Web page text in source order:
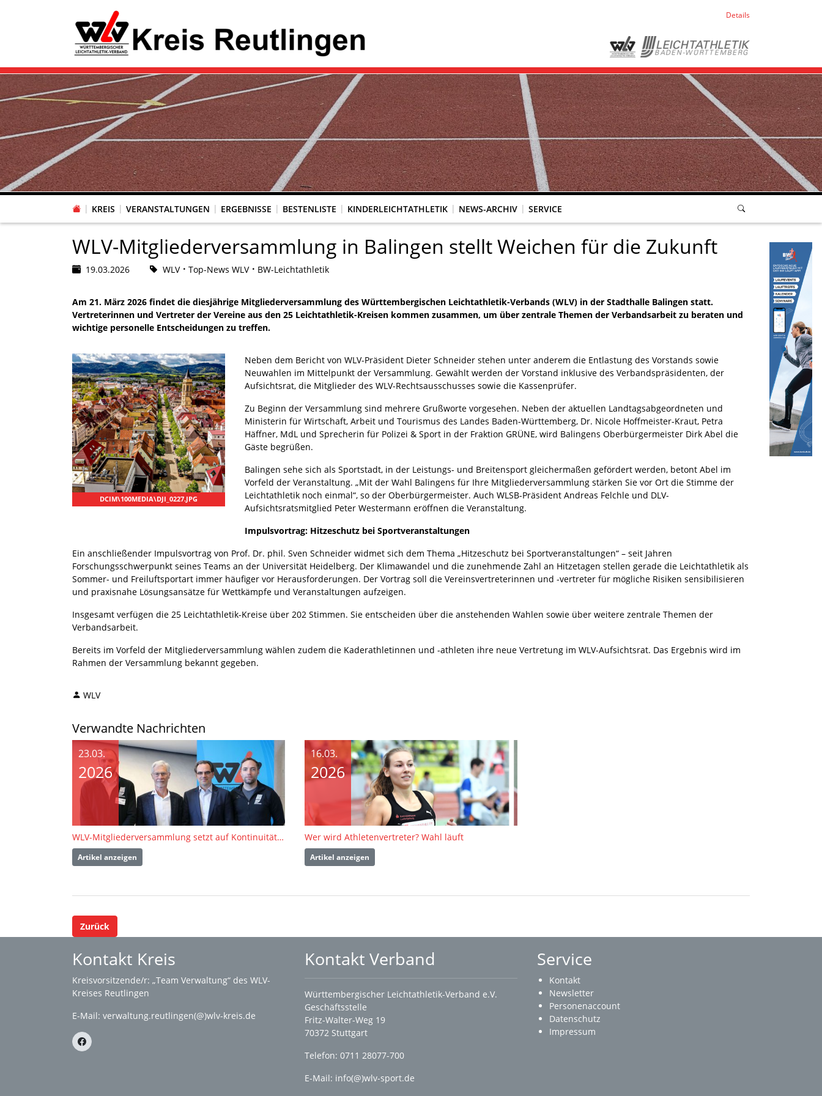
Details
KREIS VERANSTALTUNGEN ERGEBNISSE BESTENLISTE KINDERLEICHTATHLETIK NEWS-ARCHIV SERVICE
WLV-Mitgliederversammlung in Balingen stellt Weichen für die Zukunft
19.03.2026 WLV Top-News WLV BW-Leichtathletik
Am 21. März 2026 findet die diesjährige Mitgliederversammlung des Württembergischen Leichtathletik-Verbands (WLV) in der Stadthalle Balingen statt.
Vertreterinnen und Vertreter der Vereine aus den 25 Leichtathletik-Kreisen kommen zusammen, um über zentrale Themen der Verbandsarbeit zu beraten und
wichtige personelle Entscheidungen zu treffen.
DCIM\100MEDIA\DJI_0227.JPG
Neben dem Bericht von WLV-Präsident Dieter Schneider stehen unter anderem die Entlastung des Vorstands sowie
Neuwahlen im Mittelpunkt der Versammlung. Gewählt werden der Vorstand inklusive des Verbandspräsidenten, der
Aufsichtsrat, die Mitglieder des WLV-Rechtsausschusses sowie die Kassenprüfer.
Zu Beginn der Versammlung sind mehrere Grußworte vorgesehen. Neben der aktuellen Landtagsabgeordneten und
Ministerin für Wirtschaft, Arbeit und Tourismus des Landes Baden-Württemberg, Dr. Nicole Hoffmeister-Kraut, Petra
Häffner, MdL und Sprecherin für Polizei & Sport in der Fraktion GRÜNE, wird Balingens Oberbürgermeister Dirk Abel die
Gäste begrüßen.
Balingen sehe sich als Sportstadt, in der Leistungs- und Breitensport gleichermaßen gefördert werden, betont Abel im
Vorfeld der Veranstaltung. „Mit der Wahl Balingens für Ihre Mitgliederversammlung stärken Sie vor Ort die Stimme der
Leichtathletik noch einmal“, so der Oberbürgermeister. Auch WLSB-Präsident Andreas Felchle und DLV-
Aufsichtsratsmitglied Peter Westermann eröffnen die Veranstaltung.
Impulsvortrag: Hitzeschutz bei Sportveranstaltungen
Ein anschließender Impulsvortrag von Prof. Dr. phil. Sven Schneider widmet sich dem Thema „Hitzeschutz bei Sportveranstaltungen“ – seit Jahren
Forschungsschwerpunkt seines Teams an der Universität Heidelberg. Der Klimawandel und die zunehmende Zahl an Hitzetagen stellen gerade die Leichtathletik als
Sommer- und Freiluftsportart immer häufiger vor Herausforderungen. Der Vortrag soll die Vereinsvertreterinnen und -vertreter für mögliche Risiken sensibilisieren
und praxisnahe Lösungsansätze für Wettkämpfe und Veranstaltungen aufzeigen.
Insgesamt verfügen die 25 Leichtathletik-Kreise über 202 Stimmen. Sie entscheiden über die anstehenden Wahlen sowie über weitere zentrale Themen der
Verbandsarbeit.
Bereits im Vorfeld der Mitgliederversammlung wählen zudem die Kaderathletinnen und -athleten ihre neue Vertretung im WLV-Aufsichtsrat. Das Ergebnis wird im
Rahmen der Versammlung bekannt gegeben.
WLV
Verwandte Nachrichten
23.03.
2026
WLV-Mitgliederversammlung setzt auf Kontinuität: Dieter Schneider erneut zum Präsidenten gewählt
Artikel anzeigen
16.03.
2026
Wer wird Athletenvertreter? Wahl läuft
Artikel anzeigen
Zurück
Kontakt Kreis
Kreisvorsitzende/r: „Team Verwaltung“ des WLV-
Kreises Reutlingen
E-Mail: verwaltung.reutlingen(@)wlv-kreis.de
Kontakt Verband
Württembergischer Leichtathletik-Verband e.V.
Geschäftsstelle
Fritz-Walter-Weg 19
70372 Stuttgart
Telefon: 0711 28077-700
E-Mail: info(@)wlv-sport.de
Service
Kontakt
Newsletter
Personenaccount
Datenschutz
Impressum